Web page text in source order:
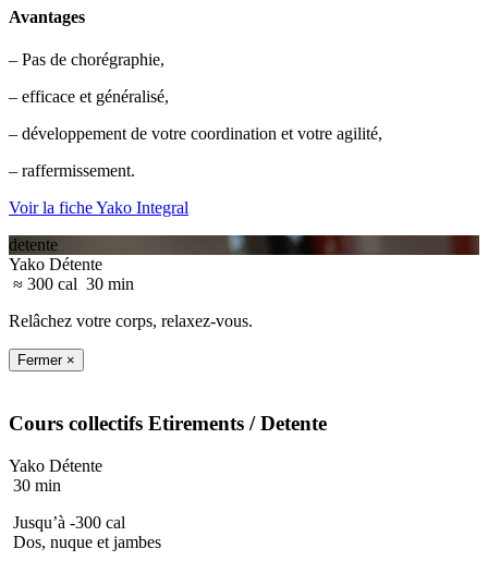
Avantages
– Pas de chorégraphie,
– efficace et généralisé,
– développement de votre coordination et votre agilité,
– raffermissement.
Voir la fiche Yako Integral
detente
Yako Détente
≈ 300 cal 30 min
Relâchez votre corps, relaxez-vous.
Fermer ×
Cours collectifs Etirements / Detente
Yako Détente
30 min
Jusqu’à -300 cal
Dos, nuque et jambes